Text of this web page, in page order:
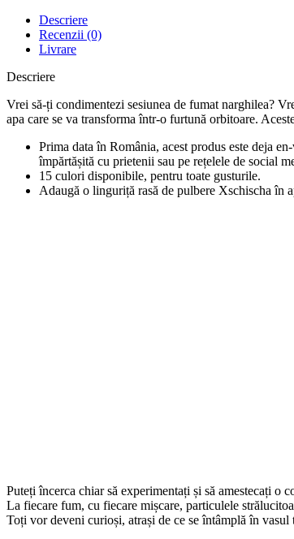
Descriere
Recenzii (0)
Livrare
Descriere
Vrei să-ți condimentezi sesiunea de fumat narghilea?
apa care se va transforma într-o furtună orbitoare.
Prima data în România, acest produs este deja
împărtășită cu prietenii sau pe rețelele de social
15 culori disponibile, pentru toate gusturile.
Adaugă o linguriță rasă de pulbere Xschischa în
Puteți încerca chiar să experimentați și să amestecați o
La fiecare fum, cu fiecare mișcare, particulele
Toți vor deveni curioși, atrași de ce se întâmplă în